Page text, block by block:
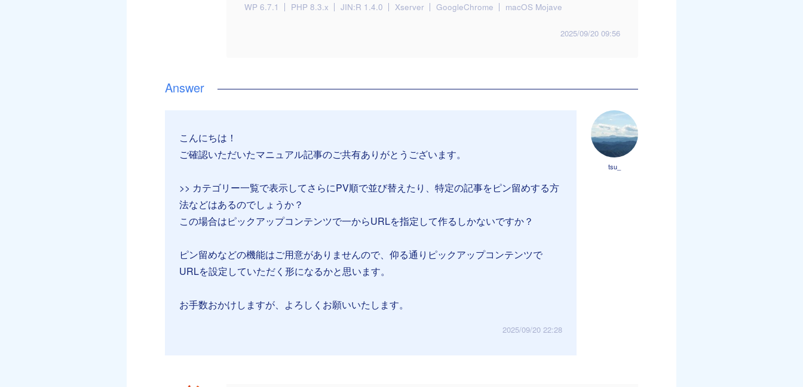
WP 6.7.1 PHP 8.3.x JIN:R 1.4.0 Xserver GoogleChrome macOS Mojave
2025/09/20 09:56
tsu_
こんにちは！
ご確認いただいたマニュアル記事のご共有ありがとうございます。
>> カテゴリー一覧で表示してさらにPV順で並び替えたり、特定の記事をピン留めする方
法などはあるのでしょうか？
この場合はピックアップコンテンツで一からURLを指定して作るしかないですか？
ピン留めなどの機能はご用意がありませんので、仰る通りピックアップコンテンツで
URLを設定していただく形になるかと思います。
お手数おかけしますが、よろしくお願いいたします。
2025/09/20 22:28